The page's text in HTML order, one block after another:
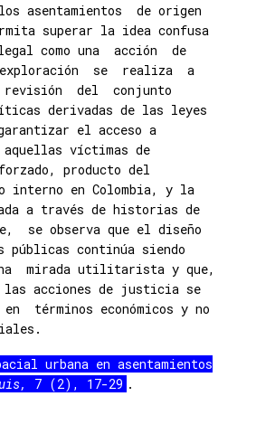
asentamientos de origen
superar la idea confusa
como una acción de
se realiza a
del conjunto
derivadas de las leyes
el acceso a
víctimas de
producto del
interno en Colombia, y la
a través de historias de
se observa que el diseño
continúa siendo
una mirada utilitarista y que,
las acciones de justicia se
en términos económicos y no
urbana en asentamientos
7 (2), 17-29 .